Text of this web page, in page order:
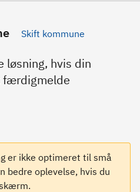
Skift kommune
løsning, hvis din
færdigmelde
er ikke optimeret til små
bedre oplevelse, hvis du